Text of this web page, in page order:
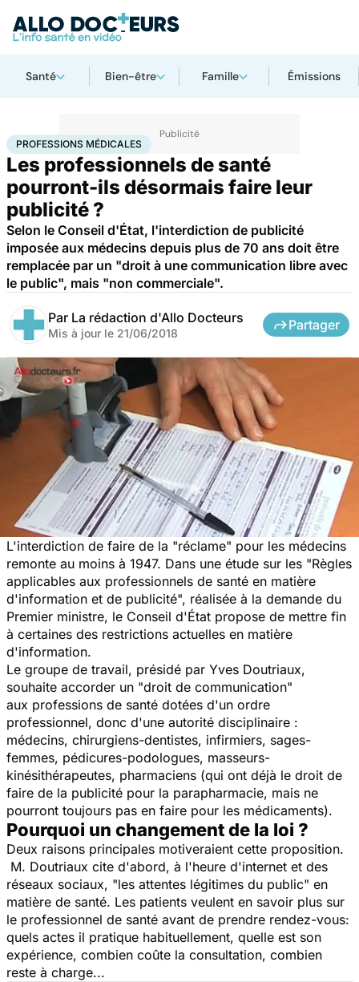
Santé Bien-être Famille Émissions
AccueilSantéProfessions médicales
PROFESSIONS MÉDICALES
Les professionnels de santé
pourront-ils désormais faire leur
publicité ?
Selon le Conseil d'État, l'interdiction de publicité
imposée aux médecins depuis plus de 70 ans doit être
remplacée par un "droit à une communication libre avec
le public", mais "non commerciale".
Par La rédaction d'Allo Docteurs
Mis à jour le 21/06/2018
Partager
L'interdiction de faire de la "réclame" pour les médecins
remonte au moins à 1947. Dans une étude sur les "Règles
applicables aux professionnels de santé en matière
d'information et de publicité", réalisée à la demande du
Premier ministre, le Conseil d'État propose de mettre fin
à certaines des restrictions actuelles en matière
d'information.
Le groupe de travail, présidé par Yves Doutriaux,
souhaite accorder un "droit de communication"
aux professions de santé dotées d'un ordre
professionnel, donc d'une autorité disciplinaire :
médecins, chirurgiens-dentistes, infirmiers, sages-
femmes, pédicures-podologues, masseurs-
kinésithérapeutes, pharmaciens (qui ont déjà le droit de
faire de la publicité pour la parapharmacie, mais ne
pourront toujours pas en faire pour les médicaments).
Pourquoi un changement de la loi ?
Deux raisons principales motiveraient cette proposition.
M. Doutriaux cite d'abord, à l'heure d'internet et des
réseaux sociaux, "les attentes légitimes du public" en
matière de santé. Les patients veulent en savoir plus sur
le professionnel de santé avant de prendre rendez-vous:
quels actes il pratique habituellement, quelle est son
expérience, combien coûte la consultation, combien
reste à charge...